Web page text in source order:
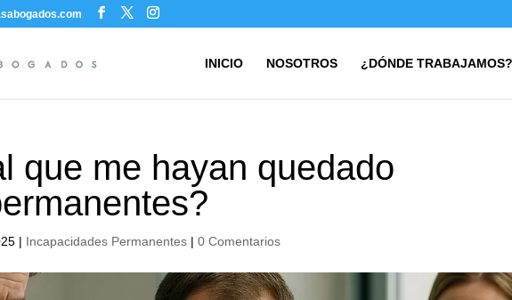
INICIO NOSOTROS ¿DÓNDE TRABAJAMOS?
que me hayan quedado
| Incapacidades Permanentes |0 Comentarios